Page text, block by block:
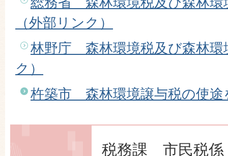
（外部リンク）
林野庁 森林環境税及び森林環
ク）
杵築市 森林環境譲与税の使途
税務課 市民税係